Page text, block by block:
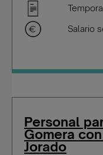
Salario
Personal
Gomera
Jorado